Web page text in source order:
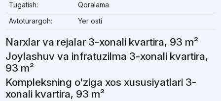
Tugatish:
Qoralama
Avtoturargoh:
Yer osti
Narxlar va rejalar 3-xonali kvartira, 93 m²
Joylashuv va infratuzilma 3-xonali kvartira,
93 m²
Kompleksning o'ziga xos xususiyatlari 3-
xonali kvartira, 93 m²